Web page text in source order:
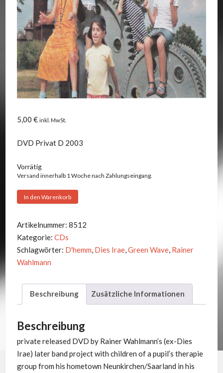
5,00 € inkl. MwSt.
DVD Privat D 2003
Vorrätig
Versand innerhalb 1 Woche nach Zahlungseingang.
D'hemm
Neijnkerrje,
do
simma
Menge
In den Warenkorb
Artikelnummer: 8512
Kategorie: CDs
Schlagwörter: D'hemm, Dies Irae,Green Wave, Rainer
Wahlmann
Beschreibung Zusätzliche Informationen
Beschreibung
private released DVD by Rainer Wahlmann’s (ex-Dies
Irae) later band project with children of a pupil’s therapie
group from his hometown Neunkirchen/Saarland in his